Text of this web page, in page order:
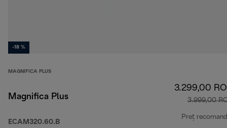
-18 %
MAGNIFICA PLUS
Magnifica Plus
ECAM320.60.B
3.299,00
3.999,00
Preț